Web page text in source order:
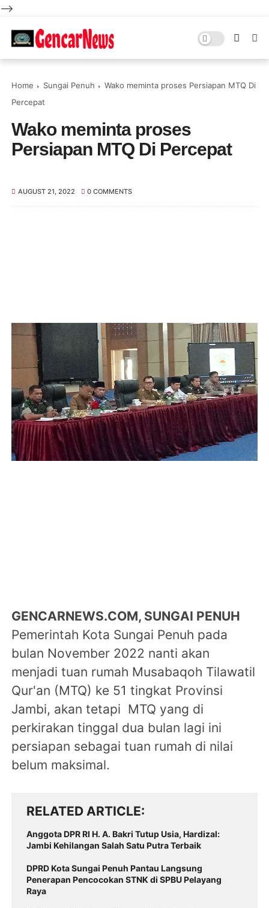
-->
Home Sungai Penuh
Wako meminta proses Persiapan MTQ Di
Percepat
Wako meminta proses
Persiapan MTQ Di Percepat
AUGUST 21, 2022 0 COMMENTS
GENCARNEWS.COM, SUNGAI PENUH
Pemerintah Kota Sungai Penuh pada
bulan November 2022 nanti akan
menjadi tuan rumah Musabaqoh Tilawatil
Qur'an (MTQ) ke 51 tingkat Provinsi
Jambi, akan tetapi MTQ yang di
perkirakan tinggal dua bulan lagi ini
persiapan sebagai tuan rumah di nilai
belum maksimal.
RELATED ARTICLE
Anggota DPR RI H. A. Bakri Tutup Usia, Hardizal:
Jambi Kehilangan Salah Satu Putra Terbaik
DPRD Kota Sungai Penuh Pantau Langsung
Penerapan Pencocokan STNK di SPBU Pelayang
Raya